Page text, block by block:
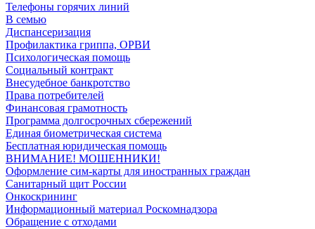
Телефоны горячих линий
В семью
Диспансеризация
Профилактика гриппа, ОРВИ
Психологическая помощь
Социальный контракт
Внесудебное банкротство
Права потребителей
Финансовая грамотность
Программа долгосрочных сбережений
Единая биометрическая система
Бесплатная юридическая помощь
ВНИМАНИЕ! МОШЕННИКИ!
Оформление сим-карты для иностранных граждан
Санитарный щит России
Онкоскрининг
Информационный материал Роскомнадзора
Обращение с отходами